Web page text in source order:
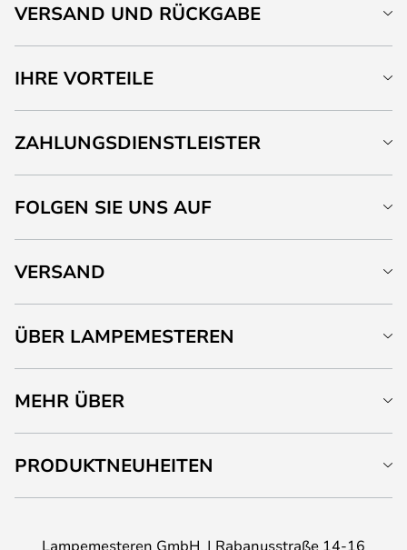
VERSAND UND RÜCKGABE
IHRE VORTEILE
ZAHLUNGSDIENSTLEISTER
FOLGEN SIE UNS AUF
VERSAND
ÜBER LAMPEMESTEREN
MEHR ÜBER
PRODUKTNEUHEITEN
Lampemesteren GmbH Rabanusstraße 14-16